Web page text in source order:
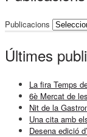
Publicacions
Últimes
La fira Temps
6è Mercat de
Nit de la
Una cita amb
Desena edició